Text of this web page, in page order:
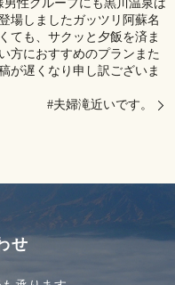
性グループにも黒川温泉は
場しました️ガッツリ阿蘇名
ても、サクッと夕飯を済ま
方におすすめのプランまた
が遅くなり申し訳ございま
#夫婦滝近いです。
せ